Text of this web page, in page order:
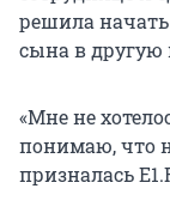
решила начать
сына в другую
«Мне не
понимаю, что
призналась